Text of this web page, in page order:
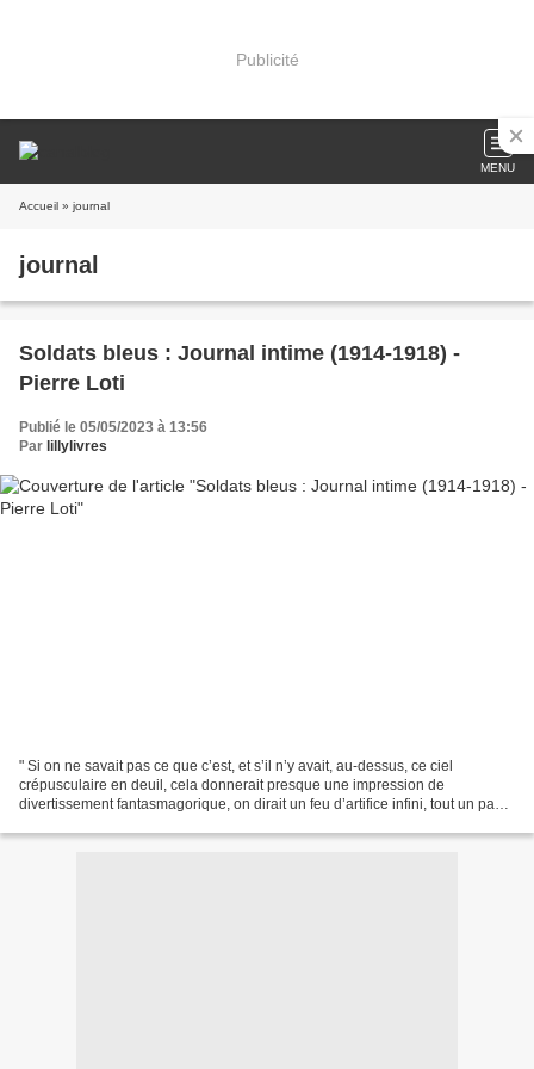
Publicité
MENU
Accueil » journal
journal
Soldats bleus : Journal intime (1914-1918) -
Pierre Loti
Publié le 05/05/2023 à 13:56
Par lillylivres
" Si on ne savait pas ce que c’est, et s’il n’y avait, au-dessus, ce ciel
crépusculaire en deuil, cela donnerait presque une impression de
divertissement fantasmagorique, on dirait un feu d’artifice infini, tout un pays,